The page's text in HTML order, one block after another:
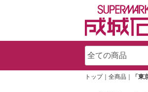
トップ 全商品 「